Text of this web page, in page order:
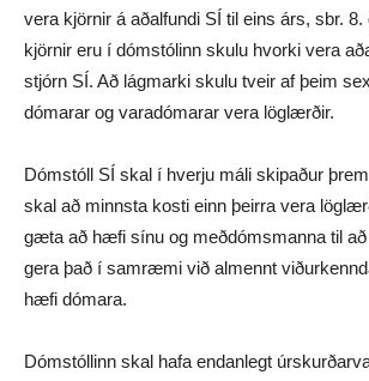
vera kjörnir á aðalfundi SÍ til eins árs, sbr.
kjörnir eru í dómstólinn skulu hvorki vera
stjórn SÍ. Að lágmarki skulu tveir af þeim
dómarar og varadómarar vera löglærðir.
Dómstóll SÍ skal í hverju máli skipaður
skal að minnsta kosti einn þeirra vera
gæta að hæfi sínu og meðdómsmanna til
gera það í samræmi við almennt
hæfi dómara.
Dómstóllinn skal hafa endanlegt